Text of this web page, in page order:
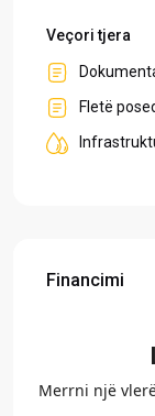
Veçori tjera
Fletë
Financimi
Merrni një